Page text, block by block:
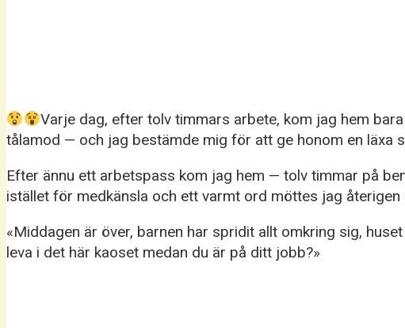
Varje dag, efter tolv timmars arbete, kom jag hem
tålamod — och jag bestämde mig för att ge honom en läxa
Efter ännu ett arbetspass kom jag hem — tolv timmar på
istället för medkänsla och ett varmt ord möttes jag återigen
«Middagen är över, barnen har spridit allt omkring sig,
leva i det här kaoset medan du är på ditt jobb?»